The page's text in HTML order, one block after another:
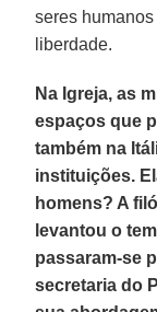
seres
liberdade.
Na Igreja, as
espaços que
também na
instituições.
homens? A
levantou o
passaram-se
secretaria do